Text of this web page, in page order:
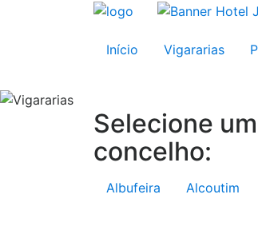
Início Vigararias
Selecione um
concelho:
Albufeira Alcoutim